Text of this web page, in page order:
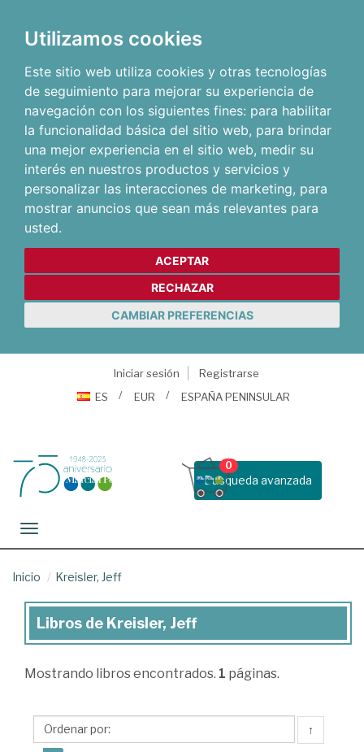
Utilizamos cookies
Este sitio web utiliza cookies y otras tecnologías
de seguimiento para mejorar su experiencia de
navegación con los siguientes fines: para habilitar
la funcionalidad básica del sitio web, para brindar
una mejor experiencia en el sitio web, medir su
interés en nuestros productos y servicios y
personalizar las interacciones de marketing, para
mostrar anuncios que sean más relevantes para
usted.
ACEPTAR
RECHAZAR
CAMBIAR PREFERENCIAS
Iniciar sesión
Registrarse
ES
EUR ESPAÑA PENINSULAR
Busqueda avanzada
0
Toggle navigation
Inicio Kreisler, Jeff
Libros
Kreisler,
Libros de Kreisler, Jeff
Mostrando libros encontrados. 1 páginas.
↑